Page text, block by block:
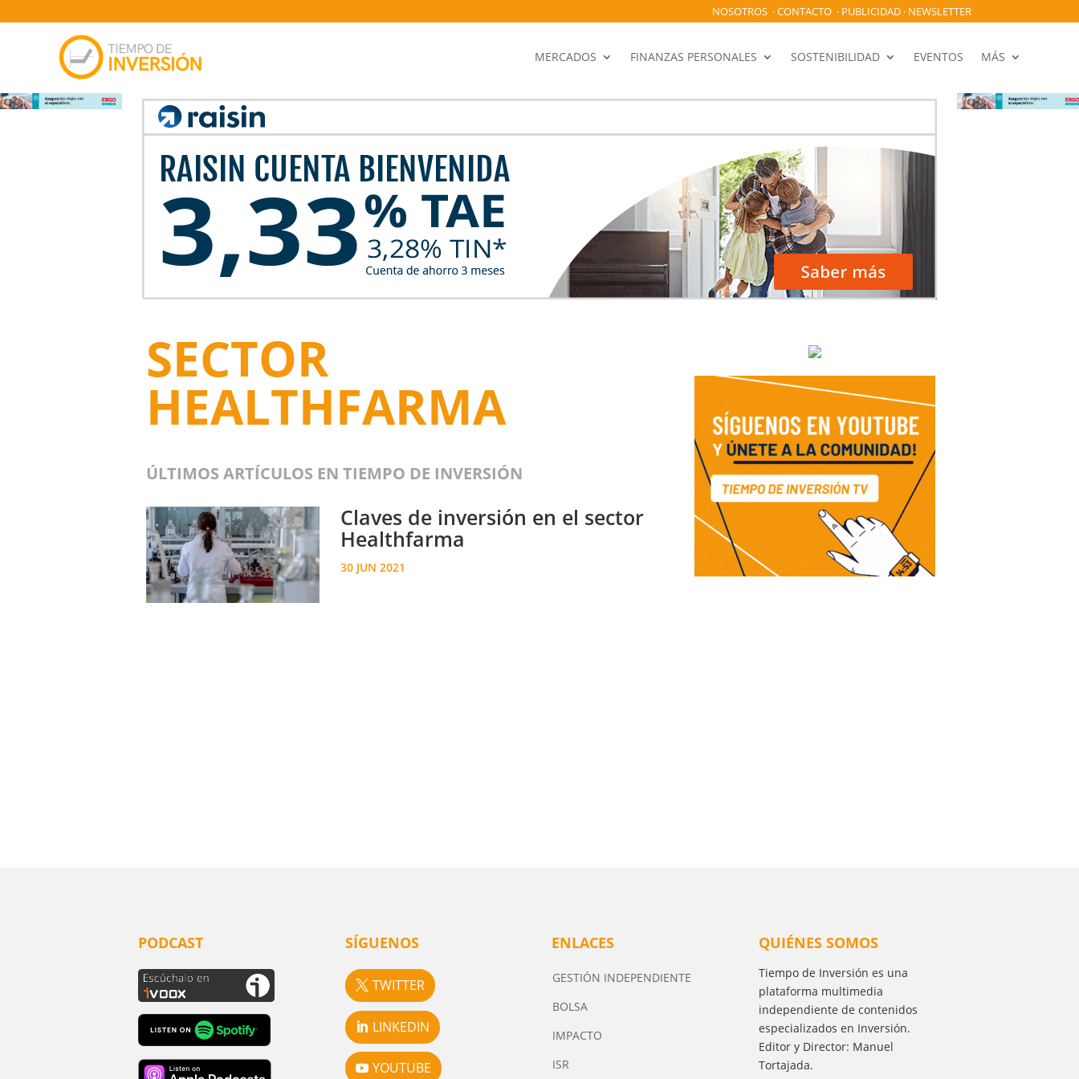
NOSOTROS·CONTACTO· PUBLICIDAD· NEWSLETTER
MERCADOS FINANZAS PERSONALES SOSTENIBILIDAD EVENTOS MÁS
SECTOR
HEALTHFARMA
ÚLTIMOS ARTÍCULOS EN TIEMPO DE INVERSIÓN
Claves de inversión en el sector
Healthfarma
30 JUN 2021
PODCAST SÍGUENOS
TWITTER
LINKEDIN
YOUTUBE
ENLACES
GESTIÓN INDEPENDIENTE
BOLSA
IMPACTO
ISR
QUIÉNES SOMOS
Tiempo de Inversión es una
plataforma multimedia
independiente de contenidos
especializados en Inversión.
Editor y Director: Manuel
Tortajada.